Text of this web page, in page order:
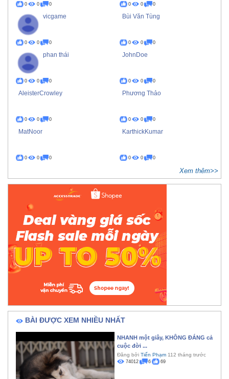
0 0 0 0 0 0
vicgame
0 0 0
Bùi Văn Tùng
0 0 0
phan thái
0 0 0
JohnDoe
0 0 0
AleisterCrowley
0 0 0
Phương Thảo
0 0 0
MatNoor
0 0 0
KarthickKumar
0 0 0
Xem thêm>>
BÀI ĐƯỢC XEM NHIỀU NHẤT
NHANH một giây, KHÔNG ĐÁNG cả
cuộc đời ...
Đăng bởi Tiến Phạm 112 tháng trước
74012 6 69